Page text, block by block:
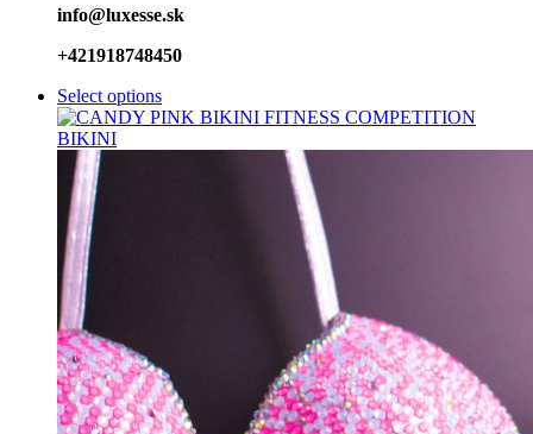
info@luxesse.sk
+421918748450
Select options